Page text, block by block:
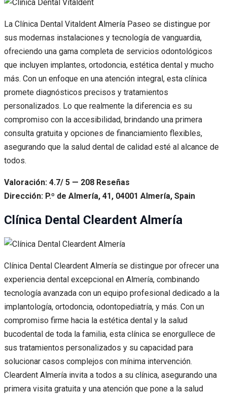
La Clínica Dental Vitaldent Almería Paseo se distingue por
sus modernas instalaciones y tecnología de vanguardia,
ofreciendo una gama completa de servicios odontológicos
que incluyen implantes, ortodoncia, estética dental y mucho
más. Con un enfoque en una atención integral, esta clínica
promete diagnósticos precisos y tratamientos
personalizados. Lo que realmente la diferencia es su
compromiso con la accesibilidad, brindando una primera
consulta gratuita y opciones de financiamiento flexibles,
asegurando que la salud dental de calidad esté al alcance de
todos.
Valoración: 4.7/ 5 — 208 Reseñas
Dirección: P.º de Almería, 41, 04001 Almería, Spain
Clínica Dental Cleardent Almería
Clínica Dental Cleardent Almería se distingue por ofrecer una
experiencia dental excepcional en Almería, combinando
tecnología avanzada con un equipo profesional dedicado a la
implantología, ortodoncia, odontopediatría, y más. Con un
compromiso firme hacia la estética dental y la salud
bucodental de toda la familia, esta clínica se enorgullece de
sus tratamientos personalizados y su capacidad para
solucionar casos complejos con mínima intervención.
Cleardent Almería invita a todos a su clínica, asegurando una
primera visita gratuita y una atención que pone a la salud